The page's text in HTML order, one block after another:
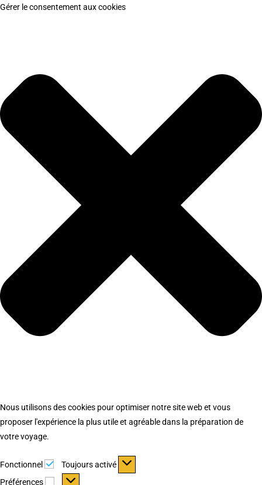
Gérer le consentement aux cookies
Nous utilisons des cookies pour optimiser notre site web et vous
proposer l'expérience la plus utile et agréable dans la préparation de
votre voyage.
Fonctionnel Fonctionnel
Toujours activé
Préférences
Préférences